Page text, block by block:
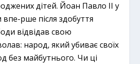
дітей. Йоан Павло ІІ у
впе-рше після здобуття
відвідав свою
народ, який убиває своїх
без майбутнього. Чи ці